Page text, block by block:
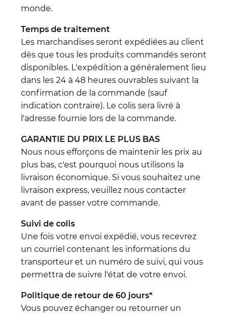
monde.
Temps de traitement
Les marchandises seront expédiées au client
dès que tous les produits commandés seront
disponibles. L'expédition a généralement lieu
dans les 24 à 48 heures ouvrables suivant la
confirmation de la commande (sauf
indication contraire). Le colis sera livré à
l'adresse fournie lors de la commande.
GARANTIE DU PRIX LE PLUS BAS
Nous nous efforçons de maintenir les prix au
plus bas, c'est pourquoi nous utilisons la
livraison économique. Si vous souhaitez une
livraison express, veuillez nous contacter
avant de passer votre commande.
Suivi de colis
Une fois votre envoi expédié, vous recevrez
un courriel contenant les informations du
transporteur et un numéro de suivi, qui vous
permettra de suivre l'état de votre envoi.
Politique de retour de 60 jours*
Vous pouvez échanger ou retourner un